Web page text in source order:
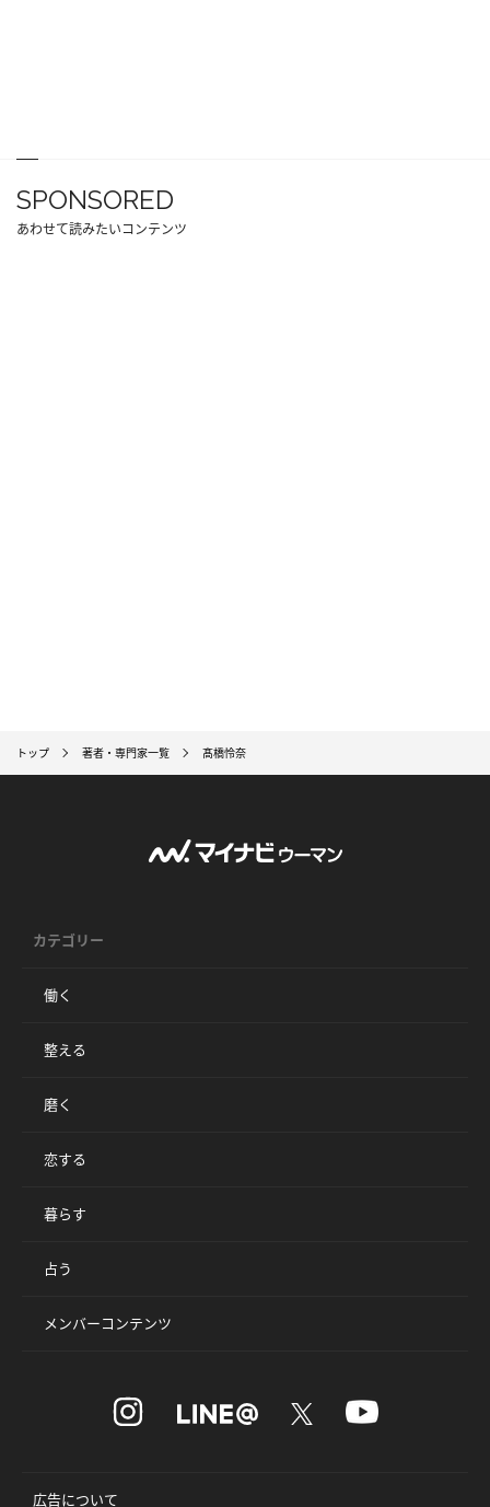
SPONSORED
あわせて読みたいコンテンツ
トップ 著者・専門家一覧 髙橋怜奈
カテゴリー
働く
整える
磨く
恋する
暮らす
占う
メンバーコンテンツ
広告について